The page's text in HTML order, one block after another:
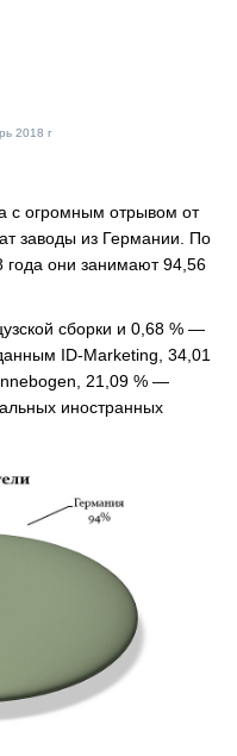
2018 г
с огромным отрывом от
заводы из Германии. По
они занимают 94,56
сборки и 0,68 % —
ID-Marketing, 34,01
21,09 % —
иностранных